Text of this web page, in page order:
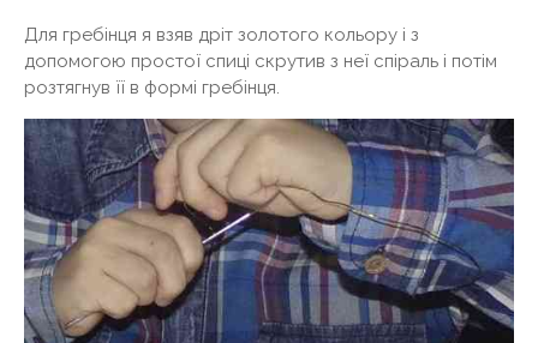
Для гребінця я взяв дріт золотого кольору і з
допомогою простої спиці скрутив з неї спіраль і потім
розтягнув її в формі гребінця.